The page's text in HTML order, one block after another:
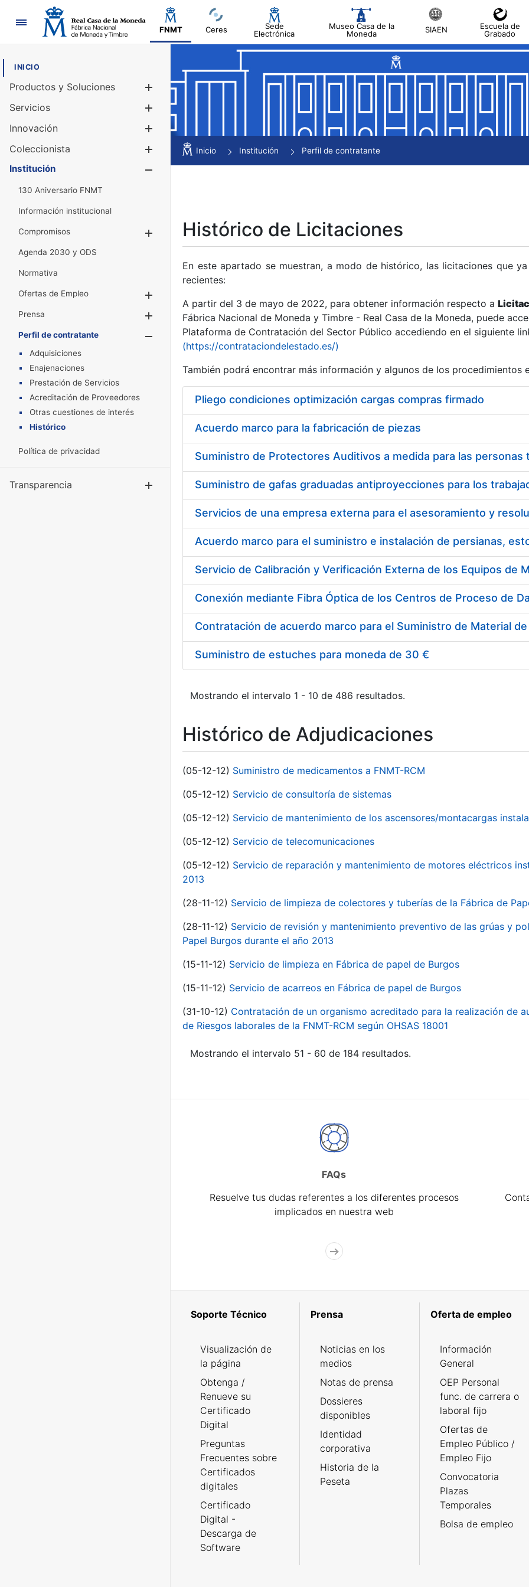
Navegación
FNMT Ceres
Sede
Electrónica
Museo Casa de la
Moneda
SIAEN
Escuela de
Grabado
INICIO
Productos y Soluciones
Mostrar/Ocultar
Servicios
Innovación
Coleccionista
Mostrar/Ocultar
Institución
130 Aniversario FNMT
Información institucional
Compromisos
Mostrar/Ocultar
Agenda 2030 y ODS
Normativa
Ofertas de Empleo
Prensa
Mostrar/Ocultar
Perfil de contratante
Mostrar/Ocultar
Adquisiciones
Enajenaciones
Prestación de Servicios
Acreditación de Proveedores
Otras cuestiones de interés
Histórico
Política de privacidad
Transparencia Mostrar/Ocultar
Inicio Institución Perfil de contratante
Histórico de Licitaciones
En este apartado se muestran, a modo de histórico, las licitaciones que
recientes:
A partir del 3 de mayo de 2022, para obtener información respecto a
Fábrica Nacional de Moneda y Timbre - Real Casa de la Moneda, puede
Plataforma de Contratación del Sector Público accediendo en el siguiente
(https://contrataciondelestado.es/)
También podrá encontrar más información y algunos de los procedimientos
Pliego condiciones optimización cargas compras firmado
Acuerdo marco para la fabricación de piezas
Acuerdo marco para el suministro e instalación de persianas,
Suministro de estuches para moneda de 30 €
Mostrando el intervalo 1 - 10 de 486 resultados.
Histórico de Adjudicaciones
(05-12-12) Suministro de medicamentos a FNMT-RCM
(05-12-12) Servicio de consultoría de sistemas
(05-12-12) Servicio de mantenimiento de los ascensores/montacargas
(05-12-12) Servicio de telecomunicaciones
(05-12-12) Servicio de reparación y mantenimiento de motores eléctricos
2013
(28-11-12) Servicio de limpieza de colectores y tuberías de la Fábrica de
(28-11-12) Servicio de revisión y mantenimiento preventivo de las grúas y
Papel Burgos durante el año 2013
(15-11-12) Servicio de limpieza en Fábrica de papel de Burgos
(15-11-12) Servicio de acarreos en Fábrica de papel de Burgos
(31-10-12) Contratación de un organismo acreditado para la realización de
de Riesgos laborales de la FNMT-RCM según OHSAS 18001
Mostrando el intervalo 51 - 60 de 184 resultados.
FAQs
Resuelve tus dudas referentes a los diferentes procesos
implicados en nuestra web
Soporte Técnico
Visualización de
la página
Obtenga /
Renueve su
Certificado
Digital
Preguntas
Frecuentes sobre
Certificados
digitales
Certificado
Digital -
Descarga de
Software
Prensa
Noticias en los
medios
Notas de prensa
Dossieres
disponibles
Identidad
corporativa
Historia de la
Peseta
Oferta de empleo
Información
General
OEP Personal
func. de carrera o
laboral fijo
Ofertas de
Empleo Público /
Empleo Fijo
Convocatoria
Plazas
Temporales
Bolsa de empleo